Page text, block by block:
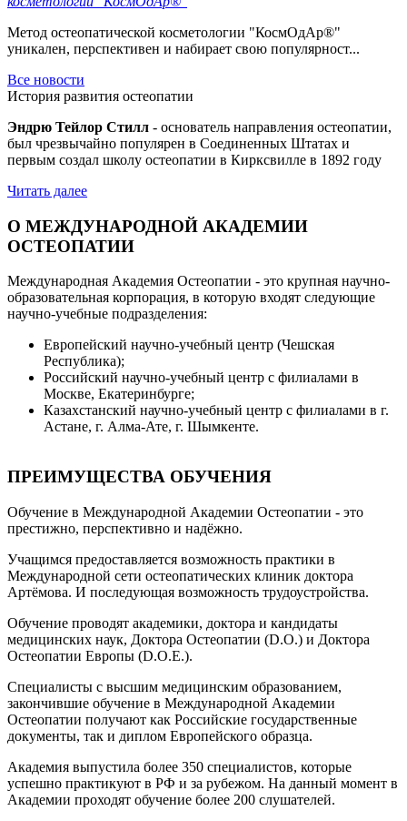
Метод остеопатической косметологии "КосмОдАр®"
уникален, перспективен и набирает свою популярност...
Все новости
История развития остеопатии
Эндрю Тейлор Стилл - основатель направления остеопатии,
был чрезвычайно популярен в Соединенных Штатах и
первым создал школу остеопатии в Кирксвилле в 1892 году
Читать далее
О МЕЖДУНАРОДНОЙ АКАДЕМИИ
ОСТЕОПАТИИ
Международная Академия Остеопатии - это крупная научно-
образовательная корпорация, в которую входят следующие
научно-учебные подразделения:
Европейский научно-учебный центр (Чешская
Республика);
Российский научно-учебный центр с филиалами в
Москве, Екатеринбурге;
Казахстанский научно-учебный центр с филиалами в г.
Астане, г. Алма-Ате, г. Шымкенте.
ПРЕИМУЩЕСТВА ОБУЧЕНИЯ
Обучение в Международной Академии Остеопатии - это
престижно, перспективно и надёжно.
Учащимся предоставляется возможность практики в
Международной сети остеопатических клиник доктора
Артёмова. И последующая возможность трудоустройства.
Обучение проводят академики, доктора и кандидаты
медицинских наук, Доктора Остеопатии (D.O.) и Доктора
Остеопатии Европы (D.O.E.).
Специалисты с высшим медицинским образованием,
закончившие обучение в Международной Академии
Остеопатии получают как Российские государственные
документы, так и диплом Европейского образца.
Академия выпустила более 350 специалистов, которые
успешно практикуют в РФ и за рубежом. На данный момент в
Академии проходят обучение более 200 слушателей.